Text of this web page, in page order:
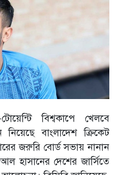
বিশ্বকাপে খেলবে
নিয়েছে বাংলাদেশ ক্রিকেট
জরুরি বোর্ড সভায় নানান
হাসানের দেশের জার্সিতে